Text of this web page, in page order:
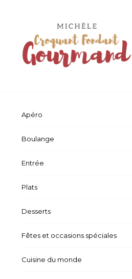
Apéro
Boulange
Entrée
Plats
Desserts
Fêtes et occasions spéciales
Cuisine du monde